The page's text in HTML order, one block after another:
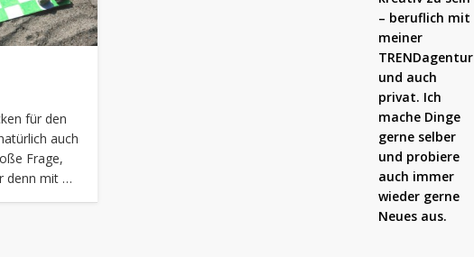
für den
auch
Frage,
denn mit …
– beruflich mit
meiner
TRENDagentur
und auch
privat. Ich
mache Dinge
gerne selber
und probiere
auch immer
wieder gerne
Neues aus.